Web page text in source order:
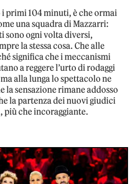
i primi 104 minuti, è che ormai
una squadra di Mazzarri:
sono ogni volta diversi,
la stessa cosa. Che alle
significa che i meccanismi
a reggere l’urto di rodaggi
alla lunga lo spettacolo ne
la sensazione rimane addosso
la partenza dei nuovi giudici
più che incoraggiante.